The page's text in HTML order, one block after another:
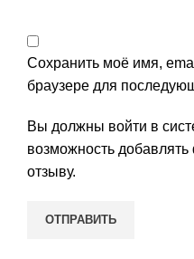
Сохранить моё имя,
браузере для
Вы должны войти в
возможность
отзыву.